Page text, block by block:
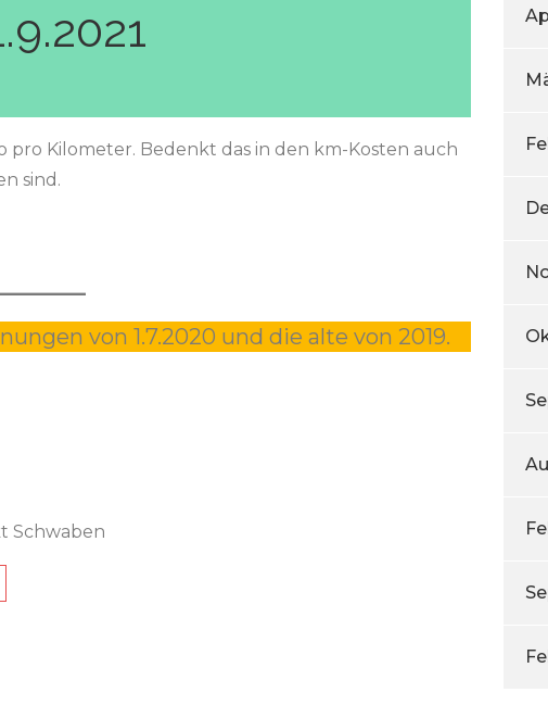
Kilometer. Bedenkt das in den km-Kosten auch
sind.
von 1.7.2020 und die alte von 2019.
Schwaben